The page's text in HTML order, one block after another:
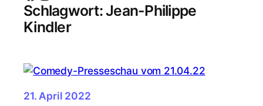
Schlagwort:Jean-Philippe
Kindler
21. April 2022